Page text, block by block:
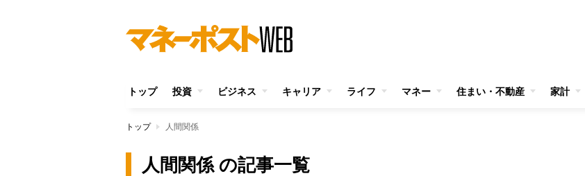
トップ 投資 ビジネス キャリア ライフ マネー 住まい・不動産 家計
トップ 人間関係
人間関係 の記事一覧